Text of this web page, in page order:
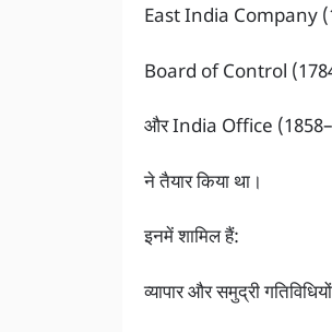
East India Company
Board of Control
और India Office
ने तैयार किया था।
इनमें शामिल हैं:
व्यापार और समुद्री